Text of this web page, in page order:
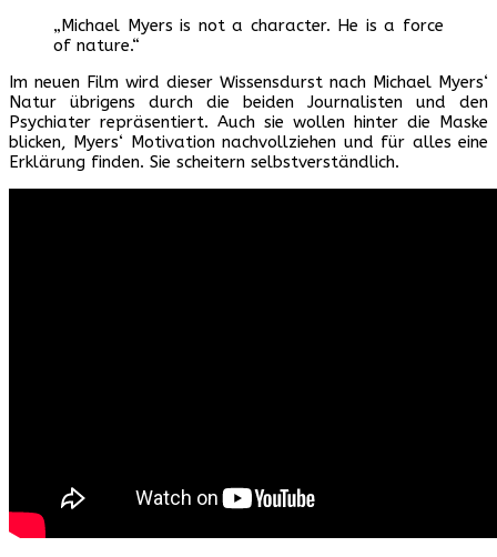
„Michael Myers is not a character. He is a force
of nature.“
Im neuen Film wird dieser Wissensdurst nach Michael Myers‘
Natur übrigens durch die beiden Journalisten und den
Psychiater repräsentiert. Auch sie wollen hinter die Maske
blicken, Myers‘ Motivation nachvollziehen und für alles eine
Erklärung finden. Sie scheitern selbstverständlich.